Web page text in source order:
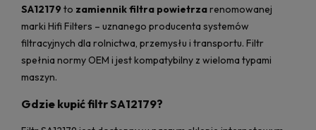
SA12179 to zamiennik filtra powietrzarenomowanej
marki Hifi Filters – uznanego producenta systemów
filtracyjnych dla rolnictwa, przemysłu i transportu. Filtr
spełnia normy OEM i jest kompatybilny z wieloma typami
maszyn.
Gdzie kupić filtr SA12179?